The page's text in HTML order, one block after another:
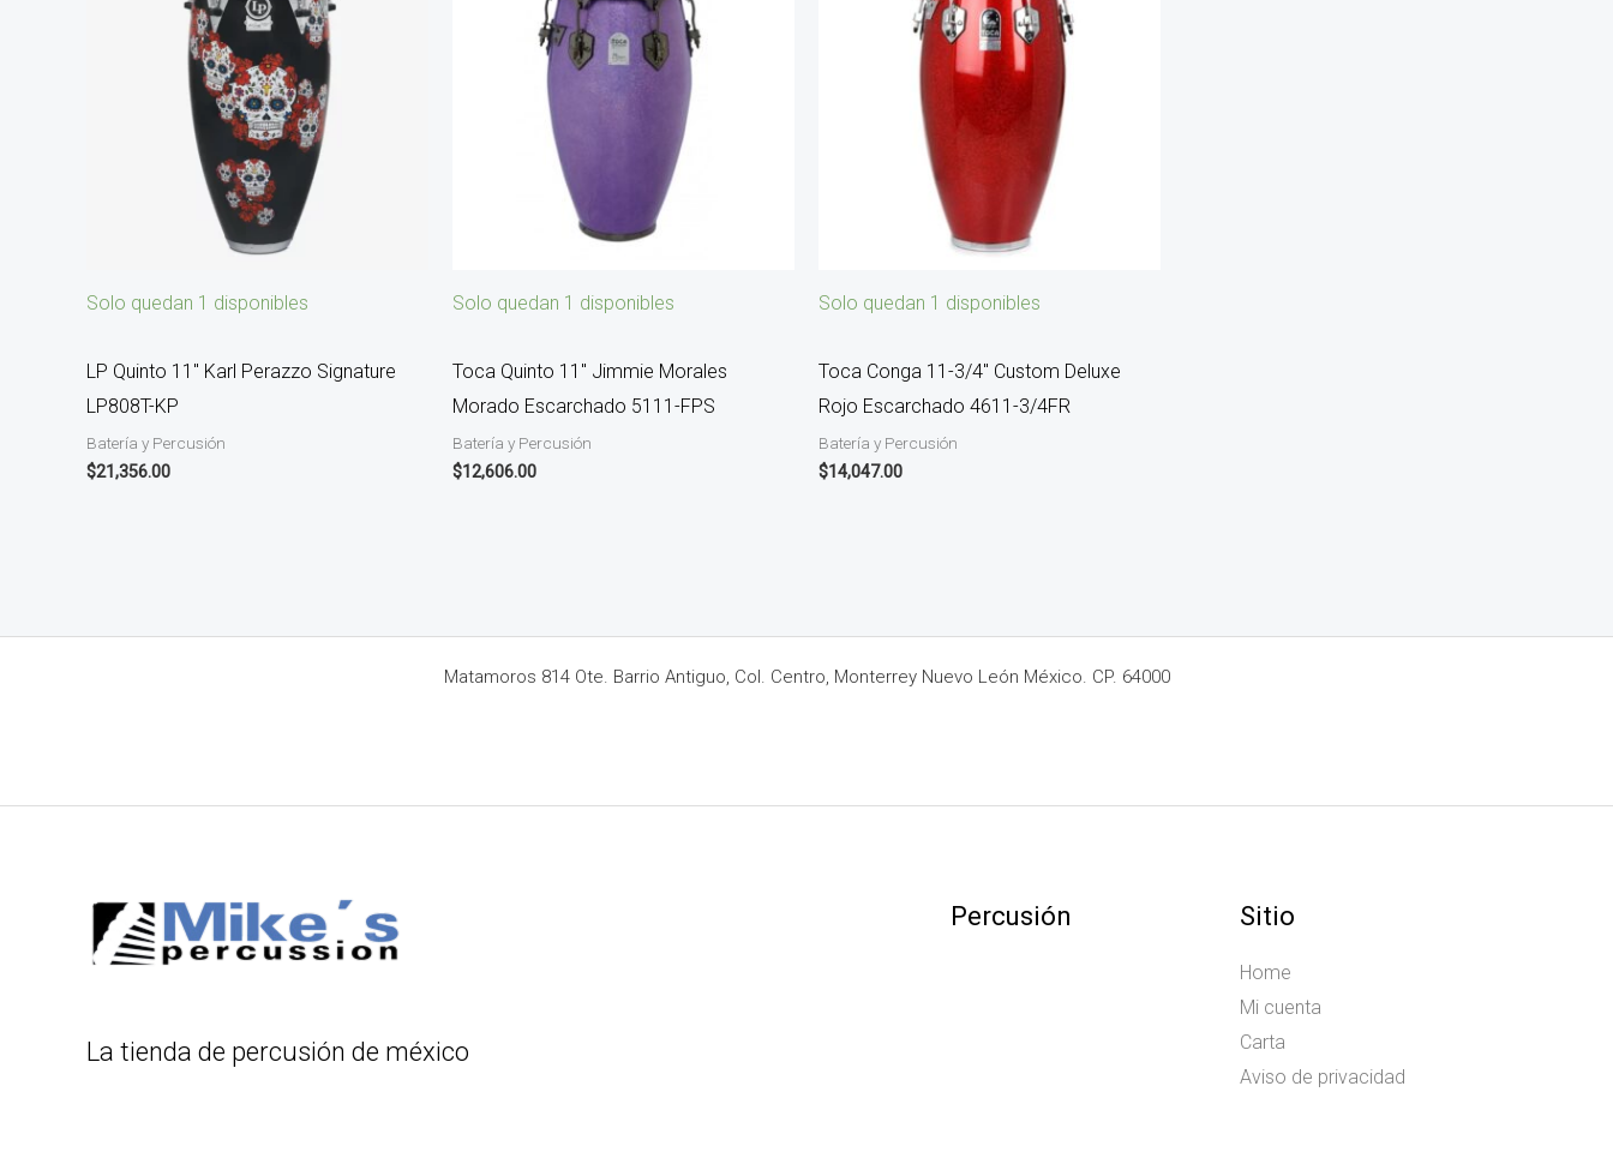
Solo quedan 1 disponibles
LP Quinto 11″ Karl Perazzo Signature
LP808T-KP
Batería y Percusión
$21,356.00
Solo quedan 1 disponibles
Toca Quinto 11″ Jimmie Morales
Morado Escarchado 5111-FPS
Batería y Percusión
$12,606.00
Solo quedan 1 disponibles
Toca Conga 11-3/4″ Custom Deluxe
Rojo Escarchado 4611-3/4FR
Batería y Percusión
$14,047.00
Matamoros 814 Ote. Barrio Antiguo, Col. Centro, Monterrey Nuevo León México. CP. 64000
La tienda de percusión de méxico
Percusión Sitio
Home
Mi cuenta
Carta
Aviso de privacidad